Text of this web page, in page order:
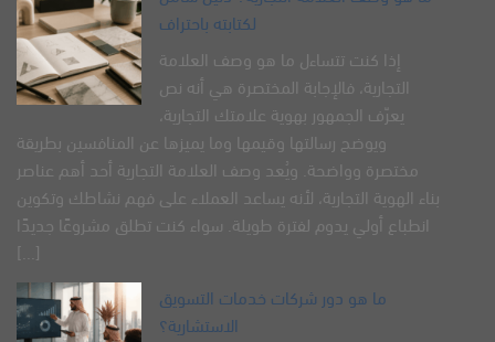
لكتابته باحتراف
إذا كنت تتساءل ما هو وصف العلامة
التجارية، فالإجابة المختصرة هي أنه نص
يعرّف الجمهور بهوية علامتك التجارية،
ويوضح رسالتها وقيمها وما يميزها عن المنافسين بطريقة
مختصرة وواضحة. ويُعد وصف العلامة التجارية أحد أهم عناصر
بناء الهوية التجارية، لأنه يساعد العملاء على فهم نشاطك وتكوين
انطباع أولي يدوم لفترة طويلة. سواء كنت تطلق مشروعًا جديدًا
[...]
ما هو دور شركات خدمات التسويق
الاستشارية؟